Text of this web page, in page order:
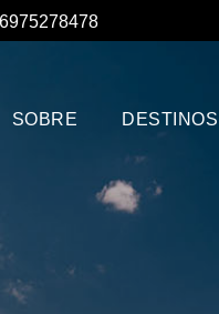
SOBRE DESTINOS